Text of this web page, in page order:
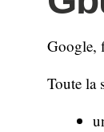
Google,
Toute la